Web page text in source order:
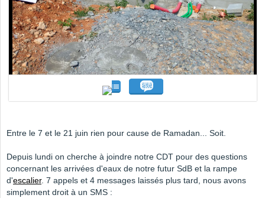
Entre le 7 et le 21 juin rien pour cause de Ramadan... Soit.
Depuis lundi on cherche à joindre notre CDT pour des questions
concernant les arrivées d'eaux de notre futur SdB et la rampe
d'escalier. 7 appels et 4 messages laissés plus tard, nous avons
simplement droit à un SMS :